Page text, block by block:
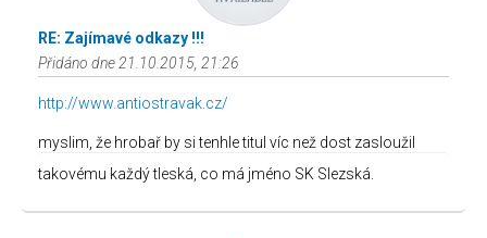
RE: Zajímavé odkazy !!!
Přidáno dne 21.10.2015, 21:26
http://www.antiostravak.cz/
myslim, že hrobař by si tenhle titul víc než dost zasloužil
takovému každý tleská, co má jméno SK Slezská.